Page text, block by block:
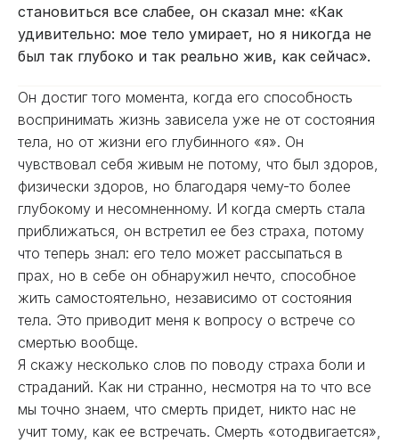
становиться все слабее, он сказал мне: «Как
удивительно: мое тело умирает, но я никогда не
был так глубоко и так реально жив, как сейчас».
Он достиг того момента, когда его способность
воспринимать жизнь зависела уже не от состояния
тела, но от жизни его глубинного «я». Он
чувствовал себя живым не потому, что был здоров,
физически здоров, но благодаря чему-то более
глубокому и несомненному. И когда смерть стала
приближаться, он встретил ее без страха, потому
что теперь знал: его тело может рассыпаться в
прах, но в себе он обнаружил нечто, способное
жить самостоятельно, независимо от состояния
тела. Это приводит меня к вопросу о встрече со
смертью вообще.
Я скажу несколько слов по поводу страха боли и
страданий. Как ни странно, несмотря на то что все
мы точно знаем, что смерть придет, никто нас не
учит тому, как ее встречать. Смерть «отодвигается»,